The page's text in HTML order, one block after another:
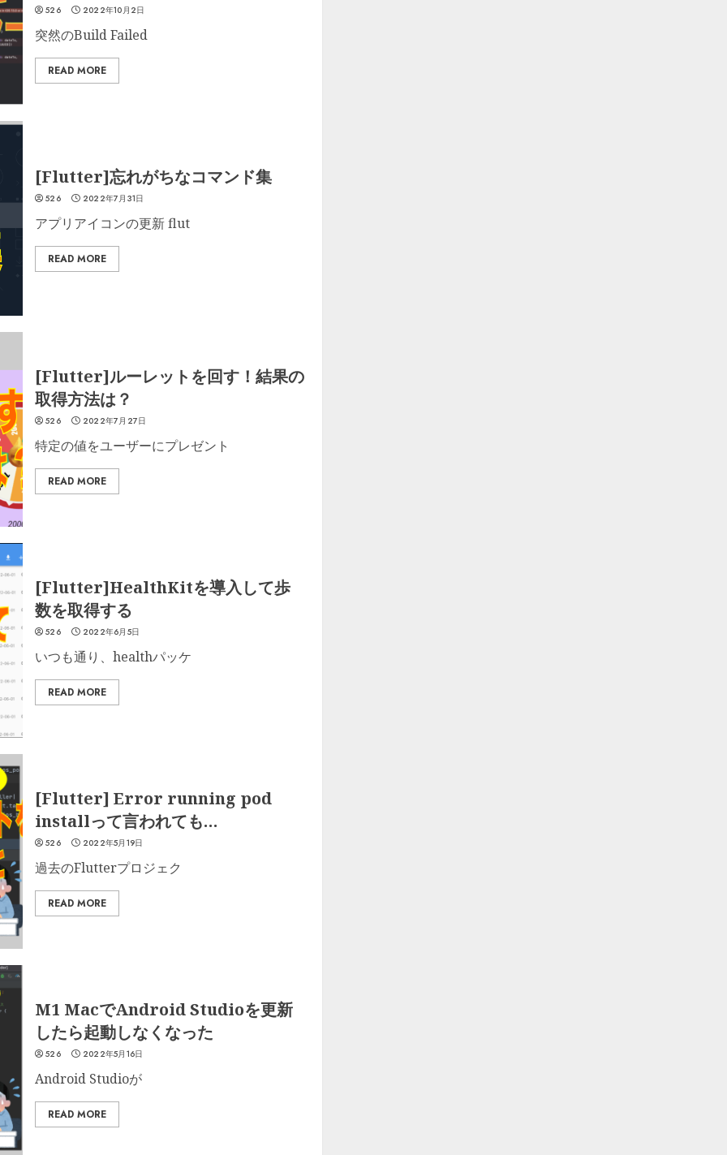
526 2022年10月2日
突然のBuild Failed
READ MORE
[Flutter]忘れがちなコマンド集
526 2022年7月31日
アプリアイコンの更新 flut
READ MORE
[Flutter]ルーレットを回す！結果の
取得方法は？
526 2022年7月27日
特定の値をユーザーにプレゼント
READ MORE
[Flutter]HealthKitを導入して歩
数を取得する
526 2022年6月5日
いつも通り、healthパッケ
READ MORE
[Flutter] Error running pod
installって言われても…
526 2022年5月19日
過去のFlutterプロジェク
READ MORE
M1 MacでAndroid Studioを更新
したら起動しなくなった
526 2022年5月16日
Android Studioが
READ MORE